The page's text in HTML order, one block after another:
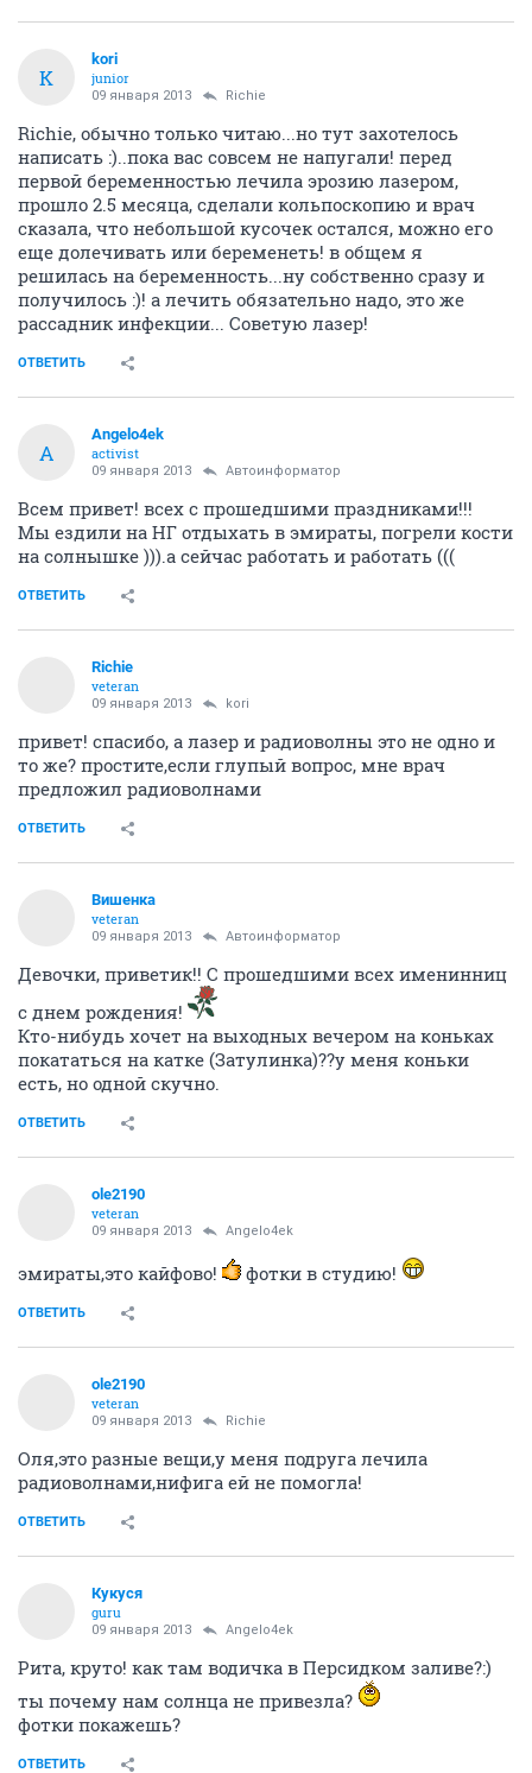
K
kori
junior
09 января 2013 Richie
Richie, обычно только читаю...но тут захотелось
написать :)..пока вас совсем не напугали! перед
первой беременностью лечила эрозию лазером,
прошло 2.5 месяца, сделали кольпоскопию и врач
сказала, что небольшой кусочек остался, можно его
еще долечивать или беременеть! в общем я
решилась на беременность...ну собственно сразу и
получилось :)! а лечить обязательно надо, это же
рассадник инфекции... Советую лазер!
ОТВЕТИТЬ
A
Angelo4ek
activist
09 января 2013 Автоинформатор
Всем привет! всех с прошедшими праздниками!!!
Мы ездили на НГ отдыхать в эмираты, погрели кости
на солнышке ))).а сейчас работать и работать (((
ОТВЕТИТЬ
Richie
veteran
09 января 2013 kori
привет! спасибо, а лазер и радиоволны это не одно и
то же? простите,если глупый вопрос, мне врач
предложил радиоволнами
ОТВЕТИТЬ
Вишенка
veteran
09 января 2013 Автоинформатор
Девочки, приветик!! С прошедшими всех именинниц
с днем рождения!
Кто-нибудь хочет на выходных вечером на коньках
покататься на катке (Затулинка)??у меня коньки
есть, но одной скучно.
ОТВЕТИТЬ
ole2190
veteran
09 января 2013 Angelo4ek
эмираты,это кайфово! фотки в студию!
ОТВЕТИТЬ
ole2190
veteran
09 января 2013 Richie
Оля,это разные вещи,у меня подруга лечила
радиоволнами,нифига ей не помогла!
ОТВЕТИТЬ
Кукуся
guru
09 января 2013 Angelo4ek
Рита, круто! как там водичка в Персидком заливе?:)
ты почему нам солнца не привезла?
фотки покажешь?
ОТВЕТИТЬ